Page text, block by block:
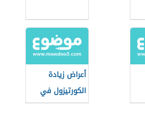
أعراض زيادة
الكورتيزول في
الجسم